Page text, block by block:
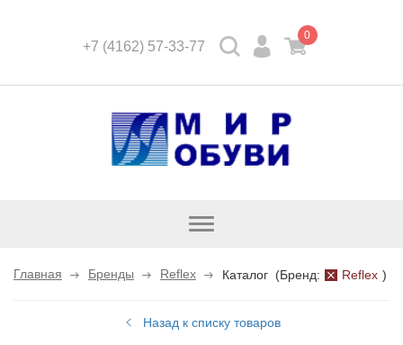
+7 (4162) 57-33-77
0
Открыть
Главная Бренды Reflex Каталог (Бренд: Reflex )
Назад к списку товаров